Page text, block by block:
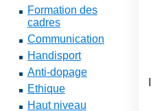
Formation des
cadres
Communication
Handisport
Anti-dopage
Ethique
Haut niveau